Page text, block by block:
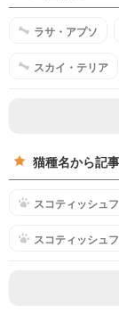
ラサ・アプソ
スカイ・テリア
猫種名から記
スコティッシュ
スコティッシュ